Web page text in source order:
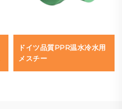
ドイツ品質PPR温水冷水用
メスチー